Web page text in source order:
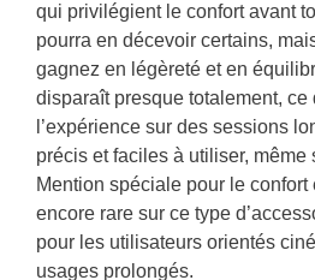
qui privilégient le confort avant
pourra en décevoir certains,
gagnez en légèreté et en
disparaît presque totalement,
l’expérience sur des sessions
précis et faciles à utiliser, même
Mention spéciale pour le
encore rare sur ce type
pour les utilisateurs orientés
usages prolongés.